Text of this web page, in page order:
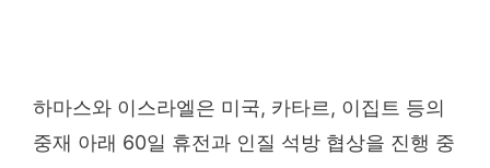
하마스와 이스라엘은 미국, 카타르, 이집트 등의
중재 아래 60일 휴전과 인질 석방 협상을 진행 중